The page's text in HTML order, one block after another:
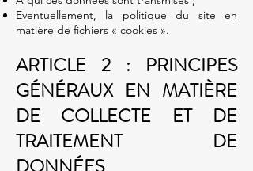
Eventuellement, la politique du site en
matière de fichiers « cookies ».
ARTICLE 2 : PRINCIPES
GÉNÉRAUX EN MATIÈRE
DE COLLECTE ET DE
TRAITEMENT DE